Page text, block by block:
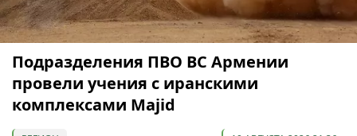
Подразделения ПВО ВС Армении
провели учения с иранскими
комплексами Majid